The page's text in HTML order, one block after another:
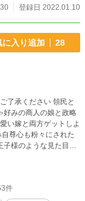
登録日 2022.01.10
に入り追加 28
ください 領民と
好みの商人の娘と政略
い嫁と両方ゲットしよ
子様のような見た目の
の婚約者のヘンテコな
なぁ………
件